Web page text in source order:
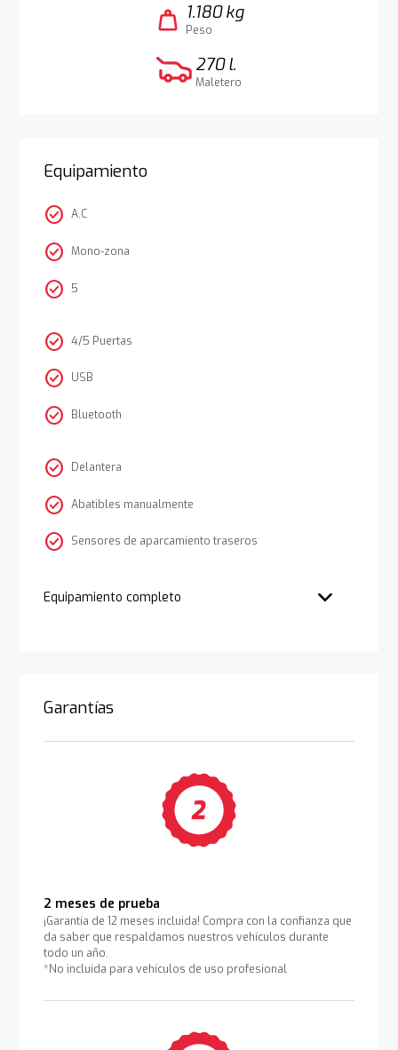
weight 1.180 kg
Peso
270 l.
Maletero
Equipamiento
check_circle A.C
check_circle Mono-zona
check_circle 5
check_circle 4/5 Puertas
check_circle USB
check_circle Bluetooth
check_circle Delantera
check_circle Abatibles manualmente
check_circle Sensores de aparcamiento traseros
Equipamiento completo
Garantías
2 meses de prueba
¡Garantía de 12 meses incluida! Compra con la confianza que
da saber que respaldamos nuestros vehículos durante
todo un año.
*No incluida para vehículos de uso profesional